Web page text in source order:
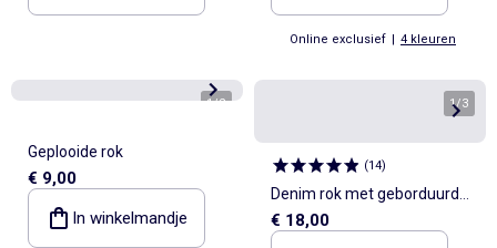
Online exclusief | 4 kleuren
1/2
Geplooide rok
€ 9,00
In winkelmandje
1/3
(14)
Denim rok met geborduurde
'Hello Kitty'-patches
€ 18,00